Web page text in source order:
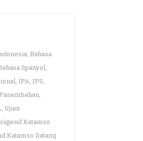
, Bahasa
Spanyol,
, IPA, IPS,
Panembahan,
, Ujian
Katamso
Katamso Datang